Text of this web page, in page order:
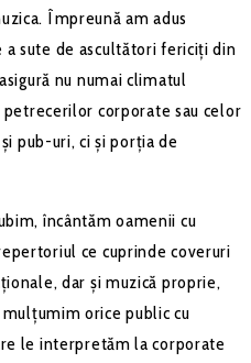
Împreună am adus
sute de ascultători fericiți din
nu numai climatul
corporate sau celor
pub-uri, ci și porția de
încântăm oamenii cu
ce cuprinde coveruri
dar și muzică proprie,
orice public cu
le interpretăm la corporate